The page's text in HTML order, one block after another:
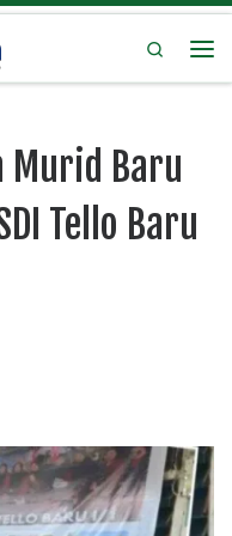
Search
Murid Baru
Tello Baru